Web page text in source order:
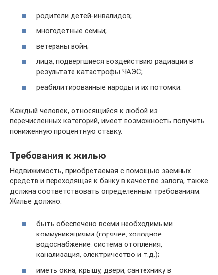
родители детей-инвалидов;
многодетные семьи;
ветераны войн;
лица, подвергшиеся воздействию радиации в
результате катастрофы ЧАЭС;
реабилитированные народы и их потомки.
Каждый человек, относящийся к любой из
перечисленных категорий, имеет возможность получить
пониженную процентную ставку.
Требования к жилью
Недвижимость, приобретаемая с помощью заемных
средств и переходящая к банку в качестве залога, также
должна соответствовать определенным требованиям.
Жилье должно:
быть обеспечено всеми необходимыми
коммуникациями (горячее, холодное
водоснабжение, система отопления,
канализация, электричество и т.д.);
иметь окна, крышу, двери, сантехнику в